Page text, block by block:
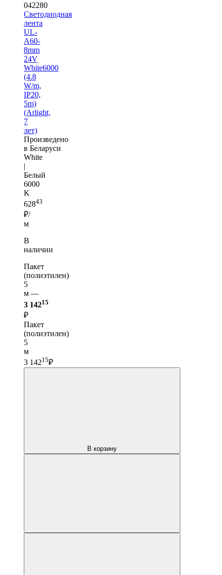
042280
Светодиодная
лента
UL-
A60-
8mm
24V
White6000
(4.8
W/m,
IP20,
5m)
(Arlight,
7
лет)
Произведено
в Беларуси
White
|
Белый
6000
K
62843
₽/
м
В
наличии
Пакет
(полиэтилен)
5
м —
3 14215
₽
Пакет
(полиэтилен)
5
м
3 14215₽
В корзину